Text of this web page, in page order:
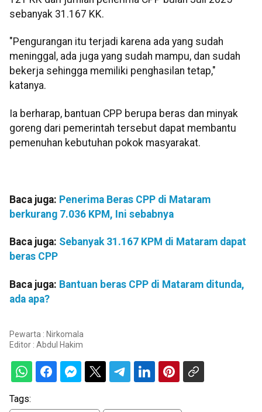
sebanyak 31.167 KK.
"Pengurangan itu terjadi karena ada yang sudah
meninggal, ada juga yang sudah mampu, dan sudah
bekerja sehingga memiliki penghasilan tetap,"
katanya.
Ia berharap, bantuan CPP berupa beras dan minyak
goreng dari pemerintah tersebut dapat membantu
pemenuhan kebutuhan pokok masyarakat.
Baca juga: Penerima Beras CPP di Mataram
berkurang 7.036 KPM, Ini sebabnya
Baca juga: Sebanyak 31.167 KPM di Mataram dapat
beras CPP
Baca juga: Bantuan beras CPP di Mataram ditunda,
ada apa?
Pewarta : Nirkomala
Editor : Abdul Hakim
Tags: